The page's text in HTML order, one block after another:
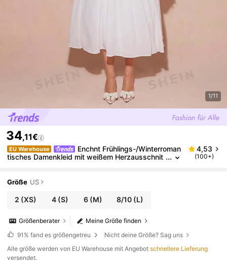
1/11
34,11€
EU Warehouse
Enchnt Frühlings-/Winterroman
tisches Damenkleid mit weißem Herzausschnit
er, Geburtstag, Urlaub, romantisches Date, Cocktail
4,53
(100+)
Größe US
2 (XS) 4(S) 6(M) 8/10 (L)
Meine Größe finden
Größenberater
91% fand es größengetreu
Nicht deine Größe? Sag uns
Alle größe werden von EU Warehouse mit Angebotschnellere Lieferung
versendet.